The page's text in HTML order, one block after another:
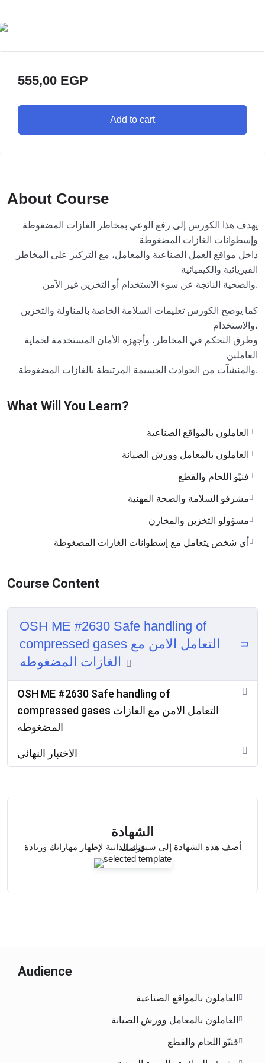
555,00 EGP
Add to cart
About Course
يهدف هذا الكورس إلى رفع الوعي بمخاطر الغازات المضغوطة
وإسطوانات الغازات المضغوطة
داخل مواقع العمل الصناعية والمعامل، مع التركيز على المخاطر
الفيزيائية والكيميائية
والصحية الناتجة عن سوء الاستخدام أو التخزين غير الآمن.
كما يوضح الكورس تعليمات السلامة الخاصة بالمناولة والتخزين
والاستخدام،
وطرق التحكم في المخاطر، وأجهزة الأمان المستخدمة لحماية
العاملين
والمنشآت من الحوادث الجسيمة المرتبطة بالغازات المضغوطة.
What Will You Learn?
العاملون بالمواقع الصناعية
العاملون بالمعامل وورش الصيانة
فنيّو اللحام والقطع
مشرفو السلامة والصحة المهنية
مسؤولو التخزين والمخازن
أي شخص يتعامل مع إسطوانات الغازات المضغوطة
Course Content
OSH ME #2630 Safe handling of
compressed gases التعامل الامن مع
الغازات المضغوطه
OSH ME #2630 Safe handling of
compressed gases التعامل الامن مع الغازات
المضغوطه
الاختبار النهائي
الشهادة
أضف هذه الشهادة إلى سيرتك الذاتية لإظهار مهاراتك وزيادة فرصك
Audience
العاملون بالمواقع الصناعية
العاملون بالمعامل وورش الصيانة
فنيّو اللحام والقطع